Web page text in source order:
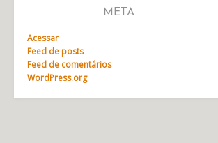
META
Acessar
Feed de posts
Feed de comentários
WordPress.org